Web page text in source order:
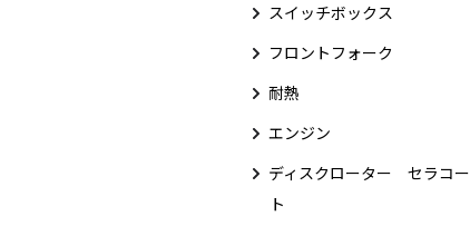
スイッチボックス
フロントフォーク
耐熱
エンジン
ディスクローター セラコー
ト